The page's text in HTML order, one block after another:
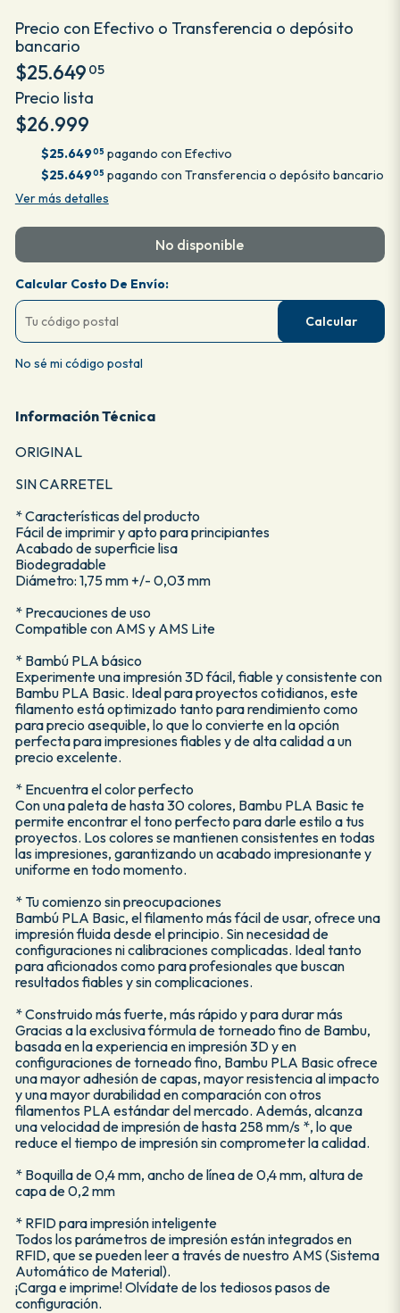
Precio con Efectivo o Transferencia o depósito
bancario
$25.649 05
Precio lista
$26.999
$25.64905 pagando con Efectivo
$25.64905 pagando con Transferencia o depósito bancario
Ver más detalles
No disponible
Calcular Costo De Envío:
Calcular
No sé mi código postal
Información Técnica
ORIGINAL
SIN CARRETEL
* Características del producto
Fácil de imprimir y apto para principiantes
Acabado de superficie lisa
Biodegradable
Diámetro: 1,75 mm +/- 0,03 mm
* Precauciones de uso
Compatible con AMS y AMS Lite
* Bambú PLA básico
Experimente una impresión 3D fácil, fiable y consistente con
Bambu PLA Basic. Ideal para proyectos cotidianos, este
filamento está optimizado tanto para rendimiento como
para precio asequible, lo que lo convierte en la opción
perfecta para impresiones fiables y de alta calidad a un
precio excelente.
* Encuentra el color perfecto
Con una paleta de hasta 30 colores, Bambu PLA Basic te
permite encontrar el tono perfecto para darle estilo a tus
proyectos. Los colores se mantienen consistentes en todas
las impresiones, garantizando un acabado impresionante y
uniforme en todo momento.
* Tu comienzo sin preocupaciones
Bambú PLA Basic, el filamento más fácil de usar, ofrece una
impresión fluida desde el principio. Sin necesidad de
configuraciones ni calibraciones complicadas. Ideal tanto
para aficionados como para profesionales que buscan
resultados fiables y sin complicaciones.
* Construido más fuerte, más rápido y para durar más
Gracias a la exclusiva fórmula de torneado fino de Bambu,
basada en la experiencia en impresión 3D y en
configuraciones de torneado fino, Bambu PLA Basic ofrece
una mayor adhesión de capas, mayor resistencia al impacto
y una mayor durabilidad en comparación con otros
filamentos PLA estándar del mercado. Además, alcanza
una velocidad de impresión de hasta 258 mm/s *, lo que
reduce el tiempo de impresión sin comprometer la calidad.
* Boquilla de 0,4 mm, ancho de línea de 0,4 mm, altura de
capa de 0,2 mm
* RFID para impresión inteligente
Todos los parámetros de impresión están integrados en
RFID, que se pueden leer a través de nuestro AMS (Sistema
Automático de Material).
¡Carga e imprime! Olvídate de los tediosos pasos de
configuración.